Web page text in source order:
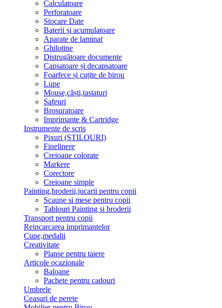
Calculatoare
Perforatoare
Stocare Date
Baterii și acumulatoare
Aparate de laminat
Ghilotine
Distrugătoare documente
Capsatoare și decapsatoare
Foarfece și cuțite de birou
Lupe
Mouse,căști,tastaturi
Safeuri
Brosuratoare
Imprimante & Cartridge
Instrumente de scris
Pixuri (STILOURI)
Finelinere
Creioane colorate
Markere
Corectore
Creioane simple
Painting,broderii,jucarii pentru copii
Scaune si mese pentru copii
Tablouri Painting si broderii
Transport pentru copii
Reincarcarea imprimantelor
Cupe,medalii
Creativitate
Planse pentru taiere
Articole ocazionale
Baloane
Pachete pentru cadouri
Umbrele
Ceasuri de perete